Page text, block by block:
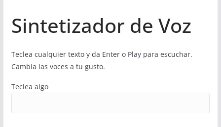
Sintetizador de Voz
Teclea cualquier texto y da Enter o Play para escuchar.
Cambia las voces a tu gusto.
Teclea algo